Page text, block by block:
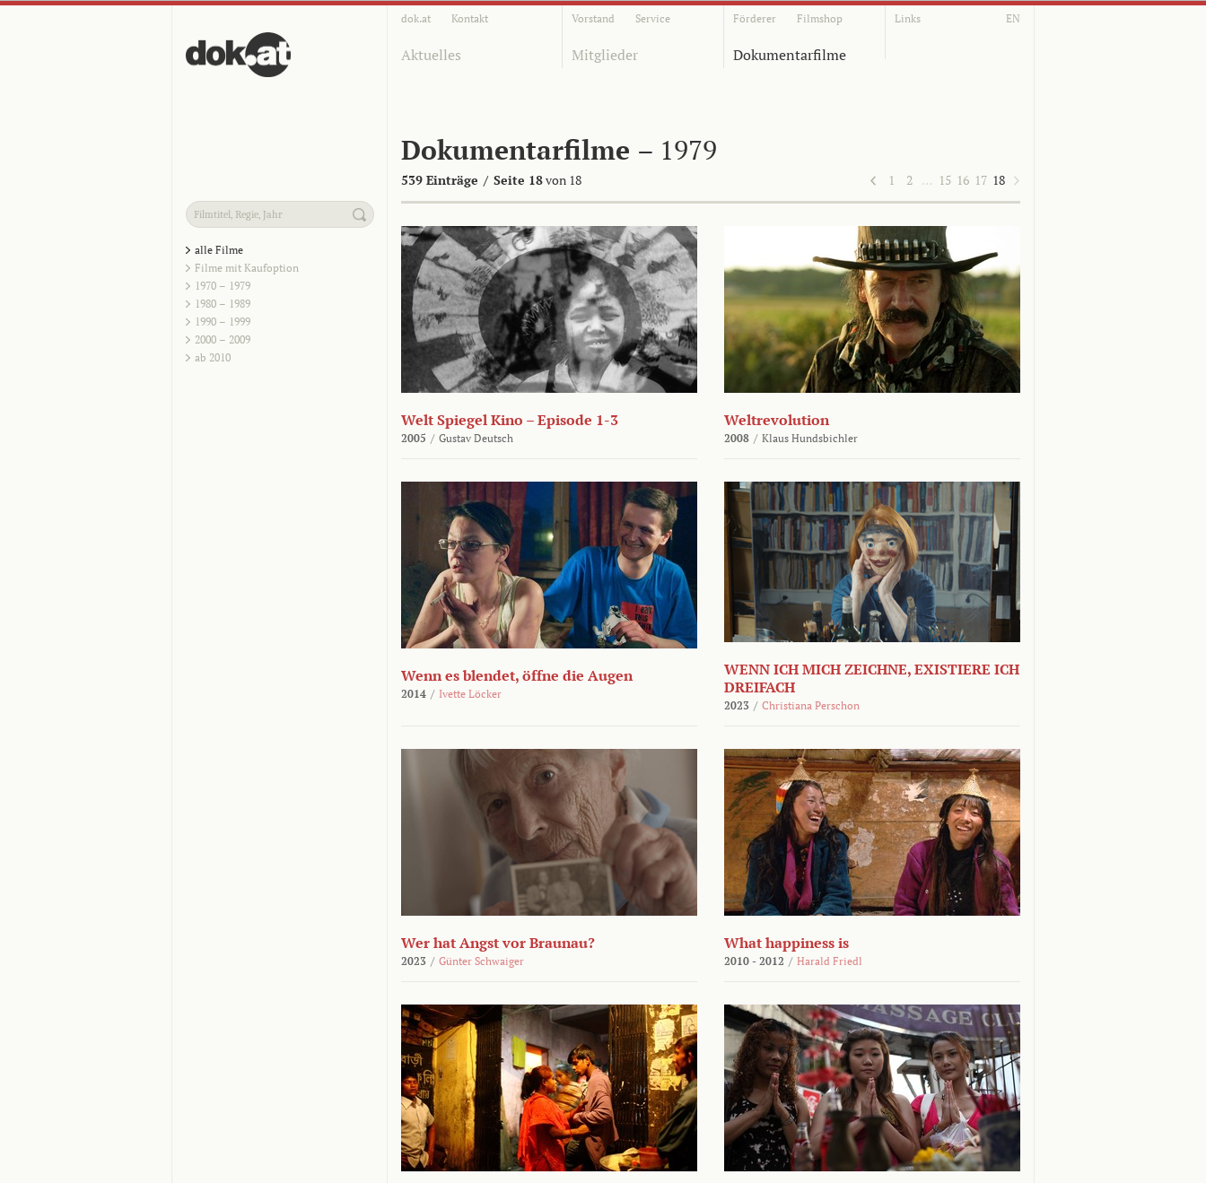
dok.at Kontakt Vorstand Service Förderer Filmshop Links EN
Aktuelles Mitglieder Dokumentarfilme
Dokumentarfilme – 1979
539 Einträge / Seite 18von 18 1 2 … 15 16 17 18
alle Filme
Filme mit Kaufoption
1970 – 1979
1980 – 1989
1990 – 1999
2000 – 2009
ab 2010
Welt Spiegel Kino – Episode 1-3
2005 / Gustav Deutsch
Weltrevolution
2008 / Klaus Hundsbichler
Wenn es blendet, öffne die Augen
2014 / Ivette Löcker
WENN ICH MICH ZEICHNE, EXISTIERE ICH
DREIFACH
2023 / Christiana Perschon
Wer hat Angst vor Braunau?
2023 / Günter Schwaiger
What happiness is
2010 - 2012 / Harald Friedl